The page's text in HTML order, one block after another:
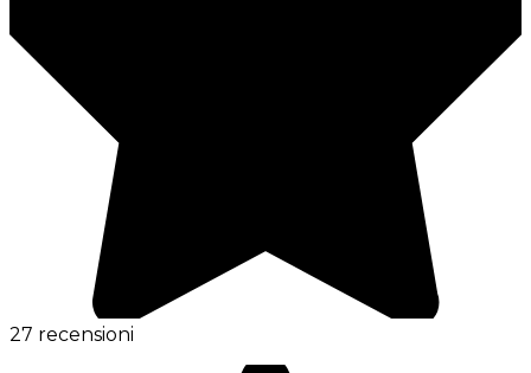
27 recensioni